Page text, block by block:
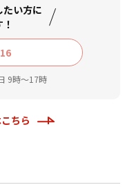
たい方に
9時〜17時
ちら